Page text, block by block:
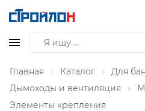
Главная Каталог
Для
Дымоходы и вентиляция
Элементы крепления